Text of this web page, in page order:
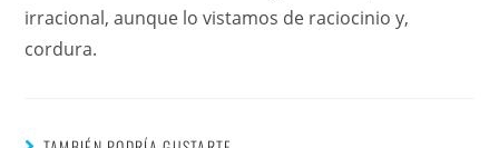
irracional, aunque lo vistamos de raciocinio y,
cordura.